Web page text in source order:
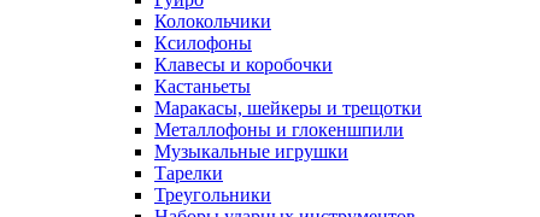
Колокольчики
Ксилофоны
Клавесы и коробочки
Кастаньеты
Маракасы, шейкеры и трещотки
Металлофоны и глокеншпили
Музыкальные игрушки
Тарелки
Треугольники